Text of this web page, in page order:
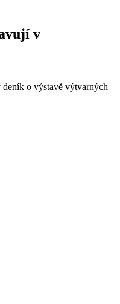
v
o výstavě výtvarných